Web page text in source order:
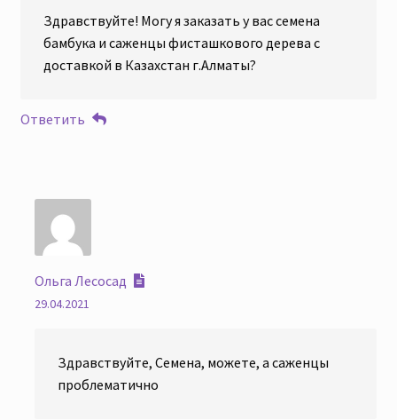
Здравствуйте! Могу я заказать у вас семена
бамбука и саженцы фисташкового дерева с
доставкой в Казахстан г.Алматы?
Ответить
Ольга Лесосад
29.04.2021
Здравствуйте, Семена, можете, а саженцы
проблематично